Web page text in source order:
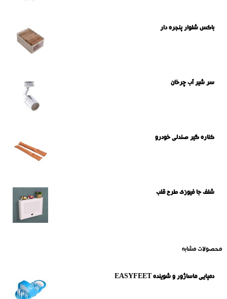
باکس شلوار پنجره دار
سر شیر آب چرخان
کناره گیر صندلی خودرو
شلف جا فیوزی طرح قلب
محصولات مشابه
دمپایی ماساژور و شوینده EASYFEET